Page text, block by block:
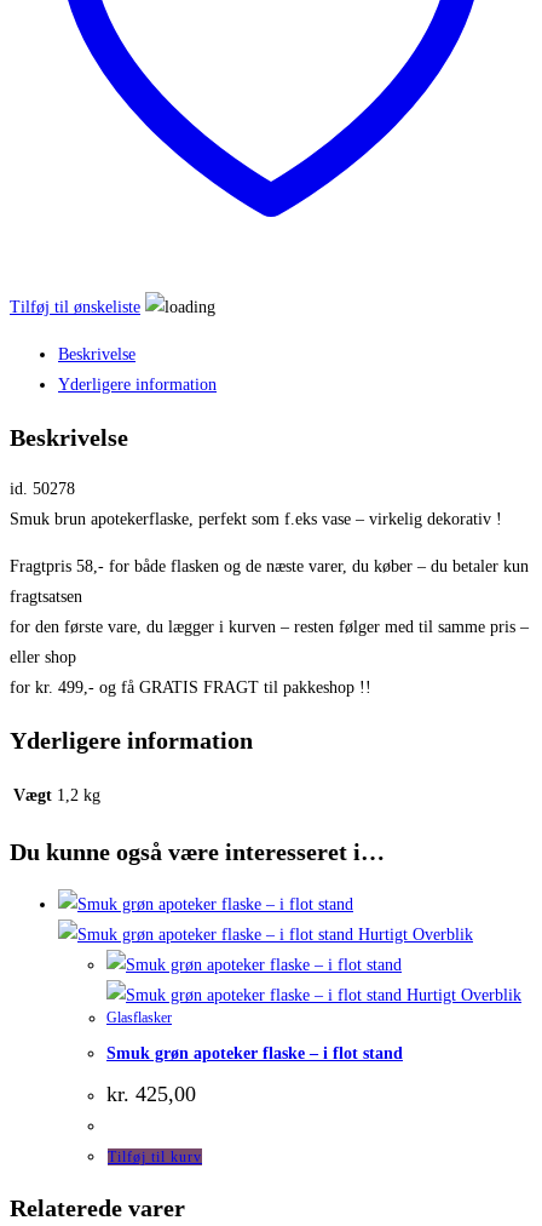
Tilføj til ønskeliste
Beskrivelse
Yderligere information
Beskrivelse
id. 50278
Smuk brun apotekerflaske, perfekt som f.eks vase – virkelig dekorativ !
Fragtpris 58,- for både flasken og de næste varer, du køber – du betaler kun
fragtsatsen
for den første vare, du lægger i kurven – resten følger med til samme pris –
eller shop
for kr. 499,- og få GRATIS FRAGT til pakkeshop !!
Yderligere information
Vægt 1,2 kg
Du kunne også være interesseret i…
Hurtigt Overblik
Hurtigt Overblik
Glasflasker
Smuk grøn apoteker flaske – i flot stand
kr. 425,00
Tilføj til kurv
Relaterede varer